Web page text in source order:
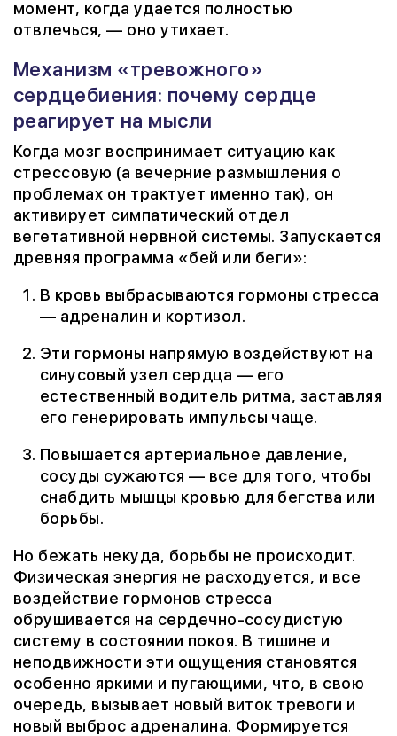
момент, когда удается полностью
отвлечься, — оно утихает.
Механизм «тревожного»
сердцебиения: почему сердце
реагирует на мысли
Когда мозг воспринимает ситуацию как
стрессовую (а вечерние размышления о
проблемах он трактует именно так), он
активирует симпатический отдел
вегетативной нервной системы. Запускается
древняя программа «бей или беги»:
В кровь выбрасываются гормоны стресса
— адреналин и кортизол.
Эти гормоны напрямую воздействуют на
синусовый узел сердца — его
естественный водитель ритма, заставляя
его генерировать импульсы чаще.
Повышается артериальное давление,
сосуды сужаются — все для того, чтобы
снабдить мышцы кровью для бегства или
борьбы.
Но бежать некуда, борьбы не происходит.
Физическая энергия не расходуется, и все
воздействие гормонов стресса
обрушивается на сердечно-сосудистую
систему в состоянии покоя. В тишине и
неподвижности эти ощущения становятся
особенно яркими и пугающими, что, в свою
очередь, вызывает новый виток тревоги и
новый выброс адреналина. Формируется